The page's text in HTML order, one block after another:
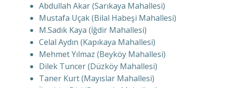
Abdullah Akar (Sarıkaya Mahallesi)
Mustafa Uçak (Bilal Habeşi Mahallesi)
M.Sadık Kaya (İğdir Mahallesi)
Celal Aydın (Kapıkaya Mahallesi)
Mehmet Yılmaz (Beyköy Mahallesi)
Dilek Tuncer (Düzköy Mahallesi)
Taner Kurt (Mayıslar Mahallesi)